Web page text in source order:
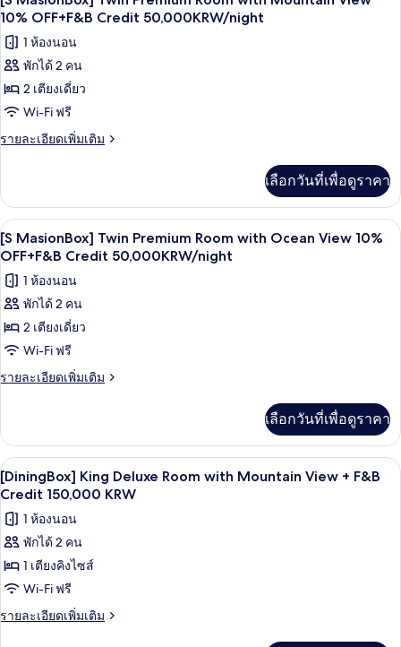
10%
OFF+F&B
Credit
50,000KRW/night
MasionBox]
Premium
Room
Ocean
View
OFF+F&B
ภาพถ่าย
ทั้งหมด
ของ
[S
MasionBox]
Twin
with
Mountain
View
10%
OFF+F&B
Credit
50,000KRW/night
10% OFF+F&B Credit 50,000KRW/night
1 ห้องนอน
พักได้ 2 คน
2 เตียงเดี่ยว
Wi-Fi ฟรี
รายละเอียดเพิ่มเติม
ราย
เกี่ยว
กับ
[S
MasionBox]
Premium
Room
Mountain
View
OFF+F&B
เลือกวันที่เพื่อดูราคา
เปิด
ภาพถ่าย
ทั้งหมด
ของ
[S
MasionBox]
Twin
with
Ocean
View
10%
OFF+F&B
Credit
50,000KRW/night
เครื่องนอนระดับพรีเมียม, ผ้านวมขนเ
6
[S MasionBox] Twin Premium Room with Ocean View 10%
OFF+F&B Credit 50,000KRW/night
1 ห้องนอน
พักได้ 2 คน
2 เตียงเดี่ยว
Wi-Fi ฟรี
รายละเอียดเพิ่มเติม
ราย
เกี่ยว
กับ
[S
MasionBox]
Premium
Room
Ocean
View
OFF+F&B
เลือกวันที่เพื่อดูราคา
เปิด
ภาพถ่าย
ทั้งหมด
ของ
[DiningBox]
King
Deluxe
เครื่องนอนระดับพรีเมียม, ผ้านวมขนเ
8
[DiningBox] King Deluxe Room with Mountain View + F&B
Credit 150,000 KRW
1 ห้องนอน
พักได้ 2 คน
1 เตียงคิงไซส์
Wi-Fi ฟรี
รายละเอียดเพิ่มเติม
ราย